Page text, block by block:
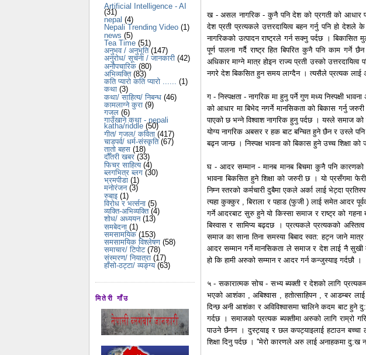
Artificial Intelligence - AI
(31)
nepal (4)
Nepali Trending Video (1)
news (5)
Tea Time (51)
अनुभव / अनुभूति (147)
अनुरोध/ सूचना / जानकारी (42)
अनौपचारिक (80)
अभिव्यक्ति (83)
कति प्यारो कति प्यारो ...... (1)
कथा (3)
कथा/ साहित्य/ निबन्ध (46)
कामलाग्ने कुरा (9)
गजल (6)
गाउँखाने कथा - nepali
katha/riddle (50)
गीत/ गजल/ कविता (417)
चाडपर्व/ धर्म-संस्कृति (67)
तातो बहस (18)
दौँतरी खबर (33)
फिचर साहित्य (4)
ब्लगभित्र ब्लग (30)
भ्रमपीडा (1)
मनोरंजन (3)
रुबाइ (1)
विरोध र भर्त्सना (5)
व्यक्ति-अभिव्यक्ति (4)
शोध/ अध्ययन (13)
समबेदना (1)
समसामयिक (153)
समसामयिक विश्लेषण (58)
समाचार/ टिपोट (78)
संस्मरण/ नियात्रा (17)
हाँसो-ठट्टा/ व्यङ्ग्य (63)
मितेरी गाँउ
ख - असल नागरिक - कुनै पनि देश को प्रगती को आधार
देश प्रती प्रत्यकले उत्तरदायित्व बहन गर्नु पनि हो देशले
नागरिकको उत्पादन राष्ट्रले गर्न सक्नु पर्दछ ।
पूर्ण पालना गर्दै राष्ट्र हित बिपरित कुनै पनि काम
अधिकार माग्ने मात्र होइन राज्य प्रती उस्को
नगरे देश बिकसित हुन समय लाग्दैन । त्यसैले प्रत्यक लाई
ग - निस्पक्षता - नागरिक मा हुनु पर्ने गुण मध्य निस्पक्षी
को आधार मा बिभेद नगर्ने मानसिकता को बिकास गर्नु
पाएको छ भन्ने विश्वाश नागरिक हुनु पर्दछ । यस्ले समाज को
योग्य नागरिक अबसर र हक बाट बन्चित हुने छैन र उस्ले पनि
बढ्न जान्छ । निस्पक्ष भावना को बिकास हुने उच्च शिक्षा को
घ - आदर सम्मान - मानब मानब बिचमा कुनै पनि
भावना बिकसित हुने शिक्षा को जरुरी छ । यो प्रसँगमा
निम्न स्तरको कर्मचारी दुबैमा एकले अर्का लाई भेट्दा
त्यहा कुक्कुर , बिराला र पहाड (फुजी ) लाई समेत आदर
गर्ने आदरबाट सुरु हुने यो किस्सा समाज र राष्ट्र को
बिस्वास र सामिप्य बढ्दछ । प्रत्यकले प्रत्यकको
समाज का साना तिना समस्या बिबाद स्वत: हट्न जाने
आदर सम्मान गर्ने मानसिकता ले समाज र देश लाई नै सुखी
हो कि हामी अरुको सम्मान र आदर गर्न कन्जुस्याइ गर्दछौ ।
५ - सकारात्मक सोच - सभ्य ब्यक्ती र देशको लागि
भएको आशंका , अबिश्वास , हतोत्साहिपन , र आडम्बर लाई
दिन्छ अनी आशंका र अविविश्वासमा चालिने कदम बाट हुने
गर्दछ । समाजको प्रत्यक ब्यक्तीमा अरुको लागि राम्रो
पाउने छैनन । दुस्ट्याइ र छल कपट्याइलाई हटाउन बच्चा
शिक्षा दिनु पर्दछ । ''मेरो कारणले अरु लाई अनाहकमा दु:ख